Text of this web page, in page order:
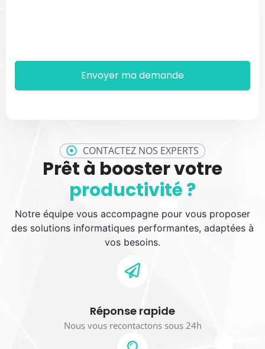
CONTACTEZ NOS EXPERTS
Prêt à booster votre
productivité ?
Notre équipe vous accompagne pour vous proposer
des solutions informatiques performantes, adaptées à
vos besoins.
Réponse rapide
Nous vous recontactons sous 24h